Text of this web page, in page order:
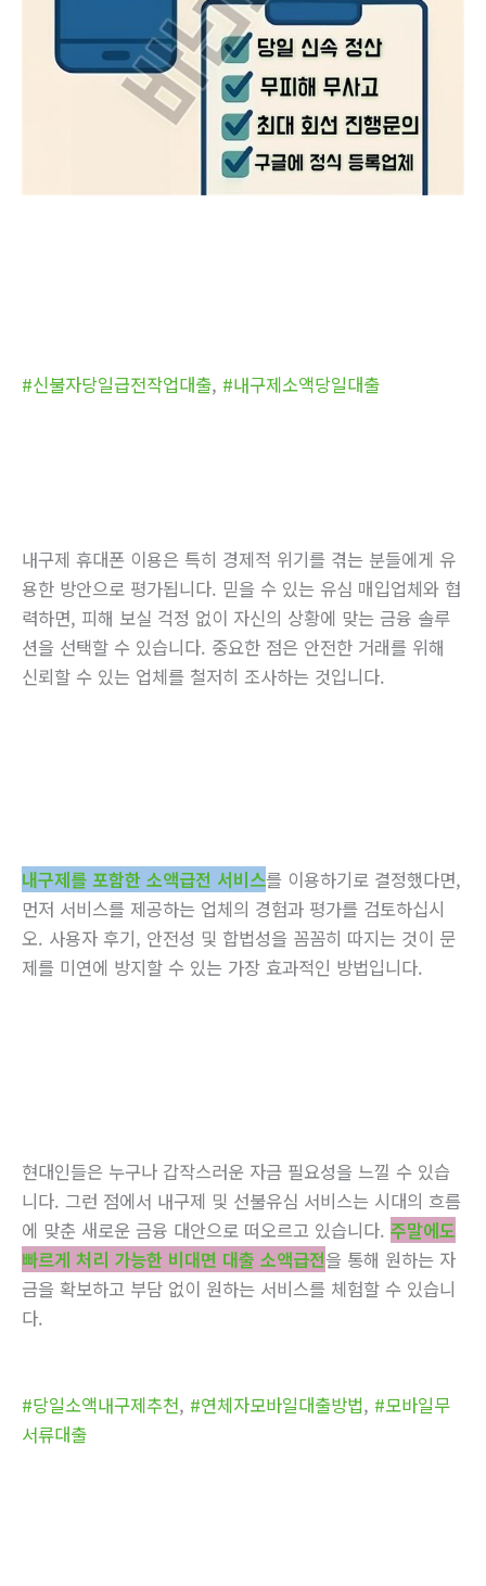
#신불자당일급전작업대출, #내구제소액당일대출
내구제 휴대폰 이용은 특히 경제적 위기를 겪는 분들에게 유
용한 방안으로 평가됩니다. 믿을 수 있는 유심 매입업체와 협
력하면, 피해 보실 걱정 없이 자신의 상황에 맞는 금융 솔루
션을 선택할 수 있습니다. 중요한 점은 안전한 거래를 위해
신뢰할 수 있는 업체를 철저히 조사하는 것입니다.
내구제를 포함한 소액급전 서비스를 이용하기로 결정했다면,
먼저 서비스를 제공하는 업체의 경험과 평가를 검토하십시
오. 사용자 후기, 안전성 및 합법성을 꼼꼼히 따지는 것이 문
제를 미연에 방지할 수 있는 가장 효과적인 방법입니다.
현대인들은 누구나 갑작스러운 자금 필요성을 느낄 수 있습
니다. 그런 점에서 내구제 및 선불유심 서비스는 시대의 흐름
에 맞춘 새로운 금융 대안으로 떠오르고 있습니다. 주말에도
빠르게 처리 가능한 비대면 대출 소액급전을 통해 원하는 자
금을 확보하고 부담 없이 원하는 서비스를 체험할 수 있습니
다.
#당일소액내구제추천, #연체자모바일대출방법, #모바일무
서류대출